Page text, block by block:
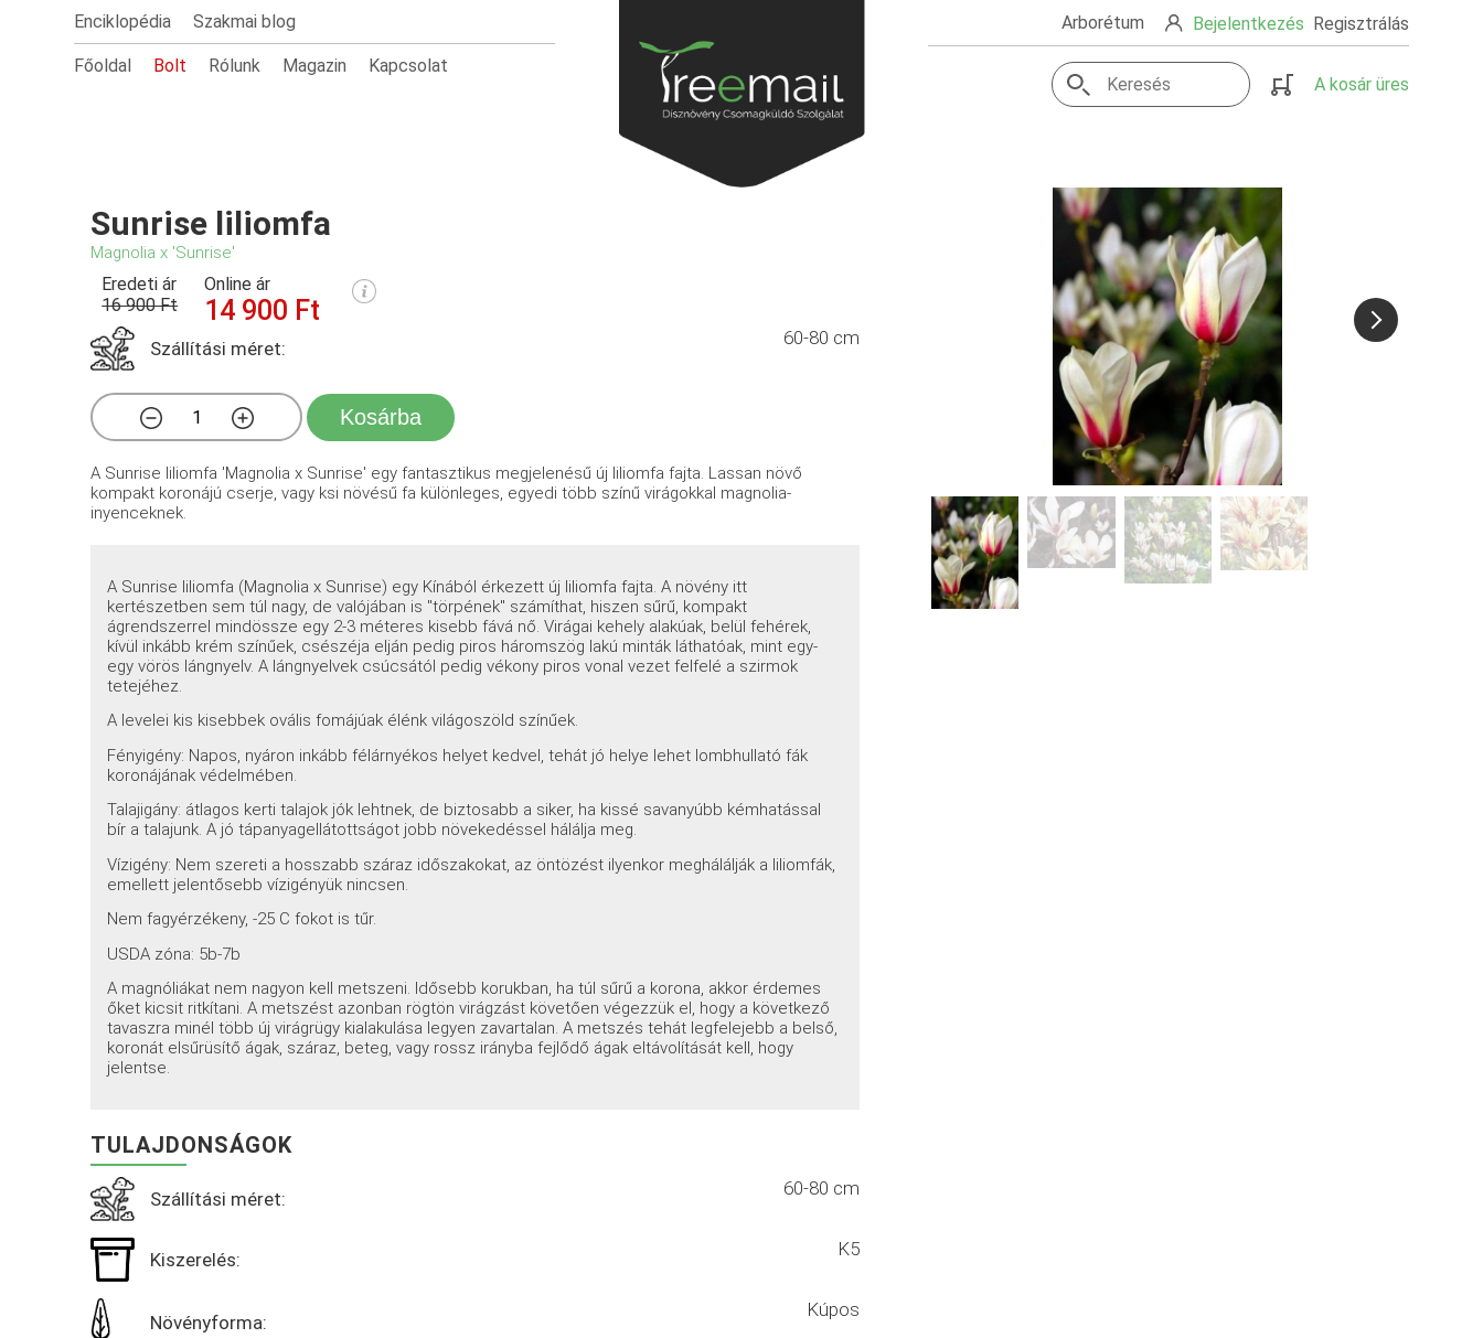
Enciklopédia Szakmai blog
Főoldal Bolt Rólunk Magazin Kapcsolat
Arborétum Bejelentkezés Regisztrálás
A kosár üres
Sunrise liliomfa
Magnolia x 'Sunrise'
Eredeti ár
16 900 Ft
Online ár
14 900 Ft
Szállítási méret: 60-80 cm
Kosárba
A Sunrise liliomfa 'Magnolia x Sunrise' egy fantasztikus megjelenésű új liliomfa fajta. Lassan növő
kompakt koronájú cserje, vagy ksi növésű fa különleges, egyedi több színű virágokkal magnolia-
inyenceknek.
A Sunrise liliomfa (Magnolia x Sunrise) egy Kínából érkezett új liliomfa fajta. A növény itt
kertészetben sem túl nagy, de valójában is "törpének" számíthat, hiszen sűrű, kompakt
ágrendszerrel mindössze egy 2-3 méteres kisebb fává nő. Virágai kehely alakúak, belül fehérek,
kívül inkább krém színűek, csészéja elján pedig piros háromszög lakú minták láthatóak, mint egy-
egy vörös lángnyelv. A lángnyelvek csúcsától pedig vékony piros vonal vezet felfelé a szirmok
tetejéhez.
A levelei kis kisebbek ovális fomájúak élénk világoszöld színűek.
Fényigény: Napos, nyáron inkább félárnyékos helyet kedvel, tehát jó helye lehet lombhullató fák
koronájának védelmében.
Talajigány: átlagos kerti talajok jók lehtnek, de biztosabb a siker, ha kissé savanyúbb kémhatással
bír a talajunk. A jó tápanyagellátottságot jobb növekedéssel hálálja meg.
Vízigény: Nem szereti a hosszabb száraz időszakokat, az öntözést ilyenkor meghálálják a liliomfák,
emellett jelentősebb vízigényük nincsen.
Nem fagyérzékeny, -25 C fokot is tűr.
USDA zóna: 5b-7b
A magnóliákat nem nagyon kell metszeni. Idősebb korukban, ha túl sűrű a korona, akkor érdemes
őket kicsit ritkítani. A metszést azonban rögtön virágzást követően végezzük el, hogy a következő
tavaszra minél több új virágrügy kialakulása legyen zavartalan. A metszés tehát legfelejebb a belső,
koronát elsűrüsítő ágak, száraz, beteg, vagy rossz irányba fejlődő ágak eltávolítását kell, hogy
jelentse.
TULAJDONSÁGOK
Szállítási méret: 60-80 cm
Kiszerelés: K5
Növényforma:
Kúpos